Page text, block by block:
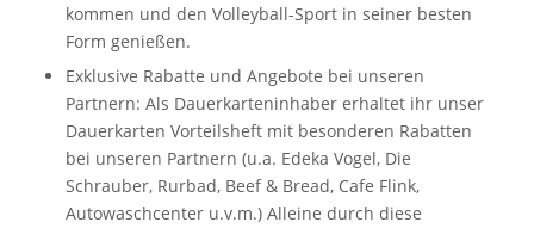
kommen und den Volleyball-Sport in seiner besten
Form genießen.
Exklusive Rabatte und Angebote bei unseren
Partnern: Als Dauerkarteninhaber erhaltet ihr unser
Dauerkarten Vorteilsheft mit besonderen Rabatten
bei unseren Partnern (u.a. Edeka Vogel, Die
Schrauber, Rurbad, Beef & Bread, Cafe Flink,
Autowaschcenter u.v.m.) Alleine durch diese